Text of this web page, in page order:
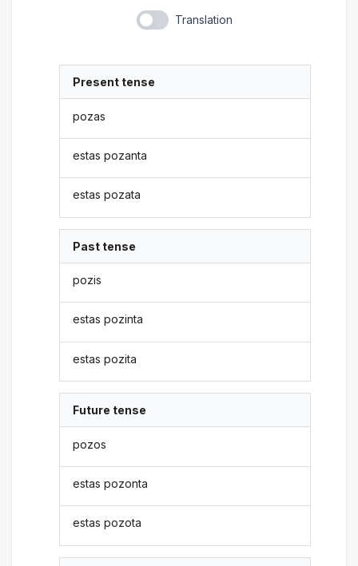
Translation
Present tense
pozas
estas pozanta
estas pozata
Past tense
pozis
estas pozinta
estas pozita
Future tense
pozos
estas pozonta
estas pozota